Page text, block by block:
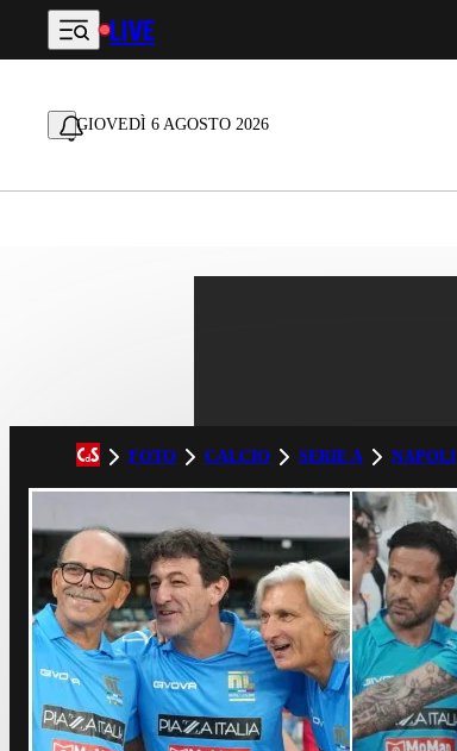
Vai al contenuto principale
LIVE
GIOVEDÌ 6 AGOSTO 2026
FOTO CALCIO SERIE A NAPOLI